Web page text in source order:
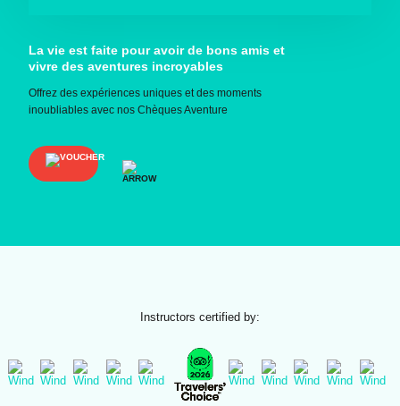
La vie est faite pour avoir de bons amis et
vivre des aventures incroyables
Offrez des expériences uniques et des moments
inoubliables avec nos Chèques Aventure
Instructors certified by: